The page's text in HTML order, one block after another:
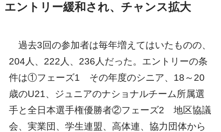
エントリー緩和され、チャンス拡大
過去3回の参加者は毎年増えてはいたものの、
204人、222人、236人だった。エントリーの条
件は①フェーズ1 その年度のシニア、18～20
歳のU21、ジュニアのナショナルチーム所属選
手と全日本選手権優勝者②フェーズ2 地区協議
会、実業団、学生連盟、高体連、協力団体から